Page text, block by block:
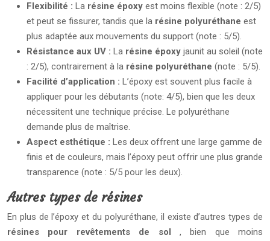
Flexibilité : La résine époxy est moins flexible (note : 2/5)
et peut se fissurer, tandis que la résine polyuréthane est
plus adaptée aux mouvements du support (note : 5/5).
Résistance aux UV : La résine époxy jaunit au soleil (note
: 2/5), contrairement à la résine polyuréthane (note : 5/5).
Facilité d’application : L’époxy est souvent plus facile à
appliquer pour les débutants (note: 4/5), bien que les deux
nécessitent une technique précise. Le polyuréthane
demande plus de maîtrise.
Aspect esthétique : Les deux offrent une large gamme de
finis et de couleurs, mais l’époxy peut offrir une plus grande
transparence (note : 5/5 pour les deux).
Autres types de résines
En plus de l’époxy et du polyuréthane, il existe d’autres types de
résines pour revêtements de sol , bien que moins